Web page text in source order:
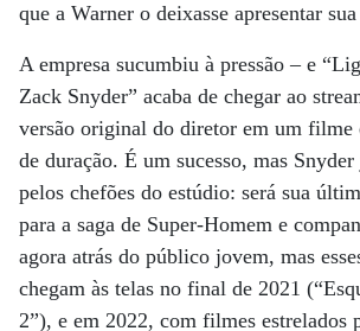
que a Warner o deixasse apresentar
A empresa sucumbiu à pressão – e
Zack Snyder” acaba de chegar ao
versão original do diretor em um filme
de duração. É um sucesso, mas
pelos chefões do estúdio: será sua
para a saga de Super-Homem e
agora atrás do público jovem, mas
chegam às telas no final de 2021
2”), e em 2022, com filmes estrelados